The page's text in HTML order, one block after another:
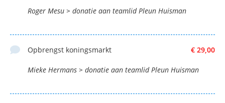
Roger Mesu > donatie aan teamlid Pleun Huisman
€ 29,00
Opbrengst koningsmarkt
Mieke Hermans > donatie aan teamlid Pleun Huisman